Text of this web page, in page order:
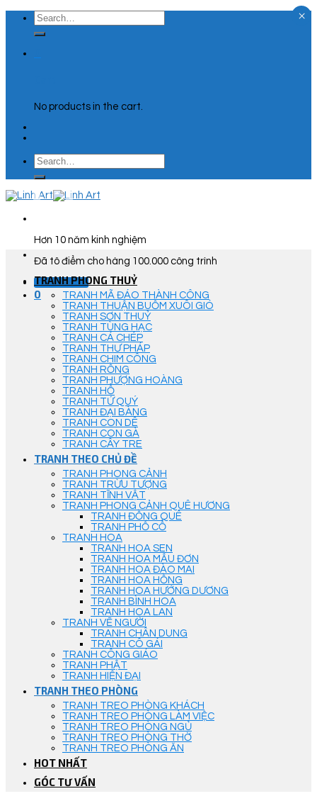
Skip
content
Search
for:
No products in the cart.
Search
for:
Hơn 10 năm kinh nghiệm
Đã tô điểm cho hàng 100.000 công trình
Góc Tư Vấn
0
TRANH PHONG THUỶ
TRANH MÃ ĐÁO THÀNH CÔNG
TRANH THUẬN BUỒM XUÔI GIÓ
TRANH SƠN THUỶ
TRANH TÙNG HẠC
TRANH CÁ CHÉP
TRANH THƯ PHÁP
TRANH CHIM CÔNG
TRANH RỒNG
TRANH PHƯỢNG HOÀNG
TRANH HỔ
TRANH TỨ QUÝ
TRANH ĐẠI BÀNG
TRANH CON DÊ
TRANH CON GÀ
TRANH CÂY TRE
TRANH THEO CHỦ ĐỀ
TRANH PHONG CẢNH
TRANH TRỪU TƯỢNG
TRANH TĨNH VẬT
TRANH PHONG CẢNH QUÊ HƯƠNG
TRANH ĐỒNG QUÊ
TRANH PHỐ CỔ
TRANH HOA
TRANH HOA SEN
TRANH HOA MẪU ĐƠN
TRANH HOA ĐÀO MAI
TRANH HOA HỒNG
TRANH HOA HƯỚNG DƯƠNG
TRANH BÌNH HOA
TRANH HOA LAN
TRANH VẼ NGƯỜI
TRANH CHÂN DUNG
TRANH CÔ GÁI
TRANH CÔNG GIÁO
TRANH PHẬT
TRANH HIỆN ĐẠI
TRANH THEO PHÒNG
TRANH TREO PHÒNG KHÁCH
TRANH TREO PHÒNG LÀM VIỆC
TRANH TREO PHÒNG NGỦ
TRANH TREO PHÒNG THỜ
TRANH TREO PHÒNG ĂN
HOT NHẤT
GÓC TƯ VẤN
×